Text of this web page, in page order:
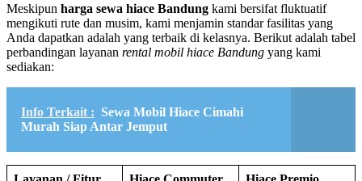
Meskipun harga sewa hiace Bandung kami bersifat fluktuatif
mengikuti rute dan musim, kami menjamin standar fasilitas yang
Anda dapatkan adalah yang terbaik di kelasnya. Berikut adalah tabel
perbandingan layanan rental mobil hiace Bandung yang kami
sediakan:
Info Terkait : Sewa Mobil Hiace Cimahi
Murah Siap Antar Jemput